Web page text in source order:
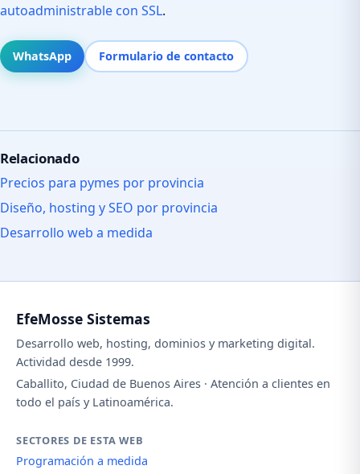
autoadministrable con SSL.
WhatsApp Formulario de contacto
Relacionado
Precios para pymes por provincia
Diseño, hosting y SEO por provincia
Desarrollo web a medida
EfeMosse Sistemas
Desarrollo web, hosting, dominios y marketing digital.
Actividad desde 1999.
Caballito, Ciudad de Buenos Aires · Atención a clientes en
todo el país y Latinoamérica.
SECTORES DE ESTA WEB
Programación a medida